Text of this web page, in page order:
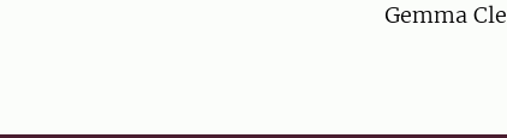
Gemma